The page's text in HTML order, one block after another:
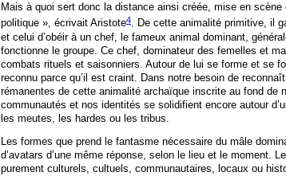
Mais à quoi sert donc la distance ainsi créée, mise en scène
politique », écrivait Aristote4. De cette animalité primitive, il
et celui d’obéir à un chef, le fameux animal dominant,
fonctionne le groupe. Ce chef, dominateur des femelles et
combats rituels et saisonniers. Autour de lui se forme et se
reconnu parce qu’il est craint. Dans notre besoin de
rémanentes de cette animalité archaïque inscrite au fond de
communautés et nos identités se solidifient encore autour
les meutes, les hardes ou les tribus.
Les formes que prend le fantasme nécessaire du mâle
d’avatars d’une même réponse, selon le lieu et le moment.
purement culturels, cultuels, communautaires, locaux ou